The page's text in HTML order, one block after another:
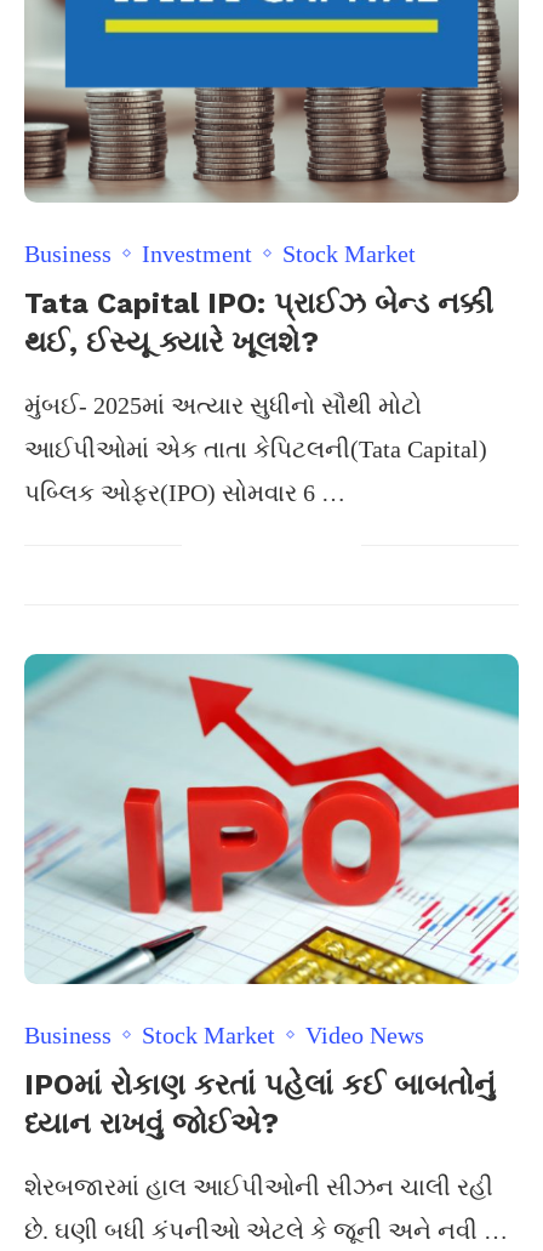
Business Investment Stock Market
Tata Capital IPO: પ્રાઈઝ બેન્ડ નક્કી
થઈ, ઈસ્યૂ ક્યારે ખૂલશે?
મુંબઈ- 2025માં અત્યાર સુધીનો સૌથી મોટો
આઈપીઓમાં એક તાતા કેપિટલની(Tata Capital)
પબ્લિક ઓફર(IPO) સોમવાર 6 …
Business Stock Market Video News
IPOમાં રોકાણ કરતાં પહેલાં કઈ બાબતોનું
ધ્યાન રાખવું જોઈએ?
શેરબજારમાં હાલ આઈપીઓની સીઝન ચાલી રહી
છે. ઘણી બધી કંપનીઓ એટલે કે જૂની અને નવી …